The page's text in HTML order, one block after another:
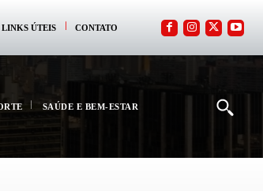
LINKS ÚTEIS CONTATO
SAÚDE E BEM-ESTAR